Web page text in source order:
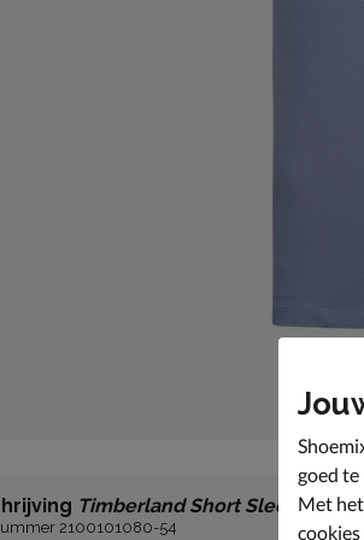
Timberland Short Sleeve Tee
2100101080-54
goed
Met